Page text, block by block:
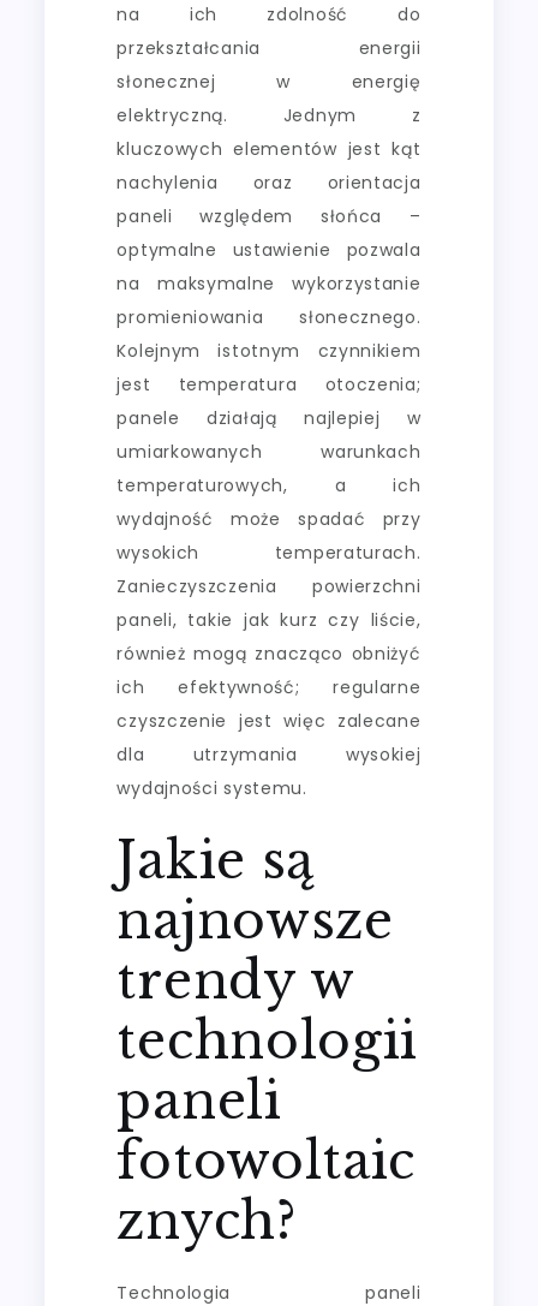
na ich zdolność do
przekształcania energii
słonecznej w energię
elektryczną. Jednym z
kluczowych elementów jest kąt
nachylenia oraz orientacja
paneli względem słońca –
optymalne ustawienie pozwala
na maksymalne wykorzystanie
promieniowania słonecznego.
Kolejnym istotnym czynnikiem
jest temperatura otoczenia;
panele działają najlepiej w
umiarkowanych warunkach
temperaturowych, a ich
wydajność może spadać przy
wysokich temperaturach.
Zanieczyszczenia powierzchni
paneli, takie jak kurz czy liście,
również mogą znacząco obniżyć
ich efektywność; regularne
czyszczenie jest więc zalecane
dla utrzymania wysokiej
wydajności systemu.
Jakie są
najnowsze
trendy w
technologii
paneli
fotowoltaic
znych?
Technologia paneli